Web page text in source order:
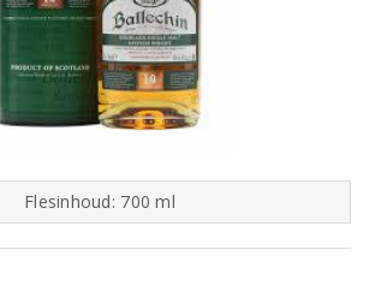
Flesinhoud: 700 ml